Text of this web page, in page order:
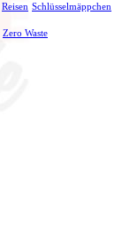
Reisen Schlüsselmäppchen
Zero Waste